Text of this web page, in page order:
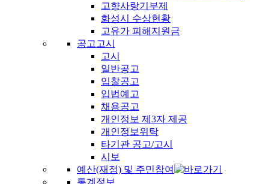
고향사랑기부제
화성시 수상현황
고유가 피해지원금
공고고시
고시
일반공고
입찰공고
입법예고
채용공고
개인정보 제3자 제공
개인정보위탁
타기관 공고/고시
시보
예산(재정) 및 주민참여